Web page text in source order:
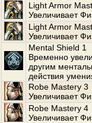
Light Armor
Увеличивает
Light Armor
Увеличивает
Mental Shield 1
Временно
другим
действия
Robe Mastery 3
Увеличивает
Robe Mastery 4
Увеличивает